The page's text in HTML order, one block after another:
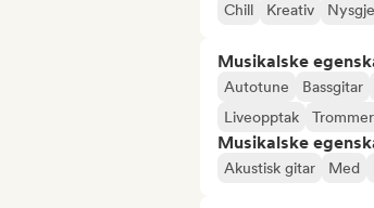
Chill Kreativ
Musikalske
Autotune Bassgitar
Liveopptak
Trommer
Musikalske
Akustisk gitar Med